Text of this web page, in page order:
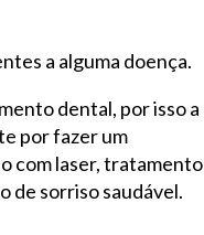
a alguma doença.
dental, por isso a
por fazer um
com laser, tratamento
de sorriso saudável.